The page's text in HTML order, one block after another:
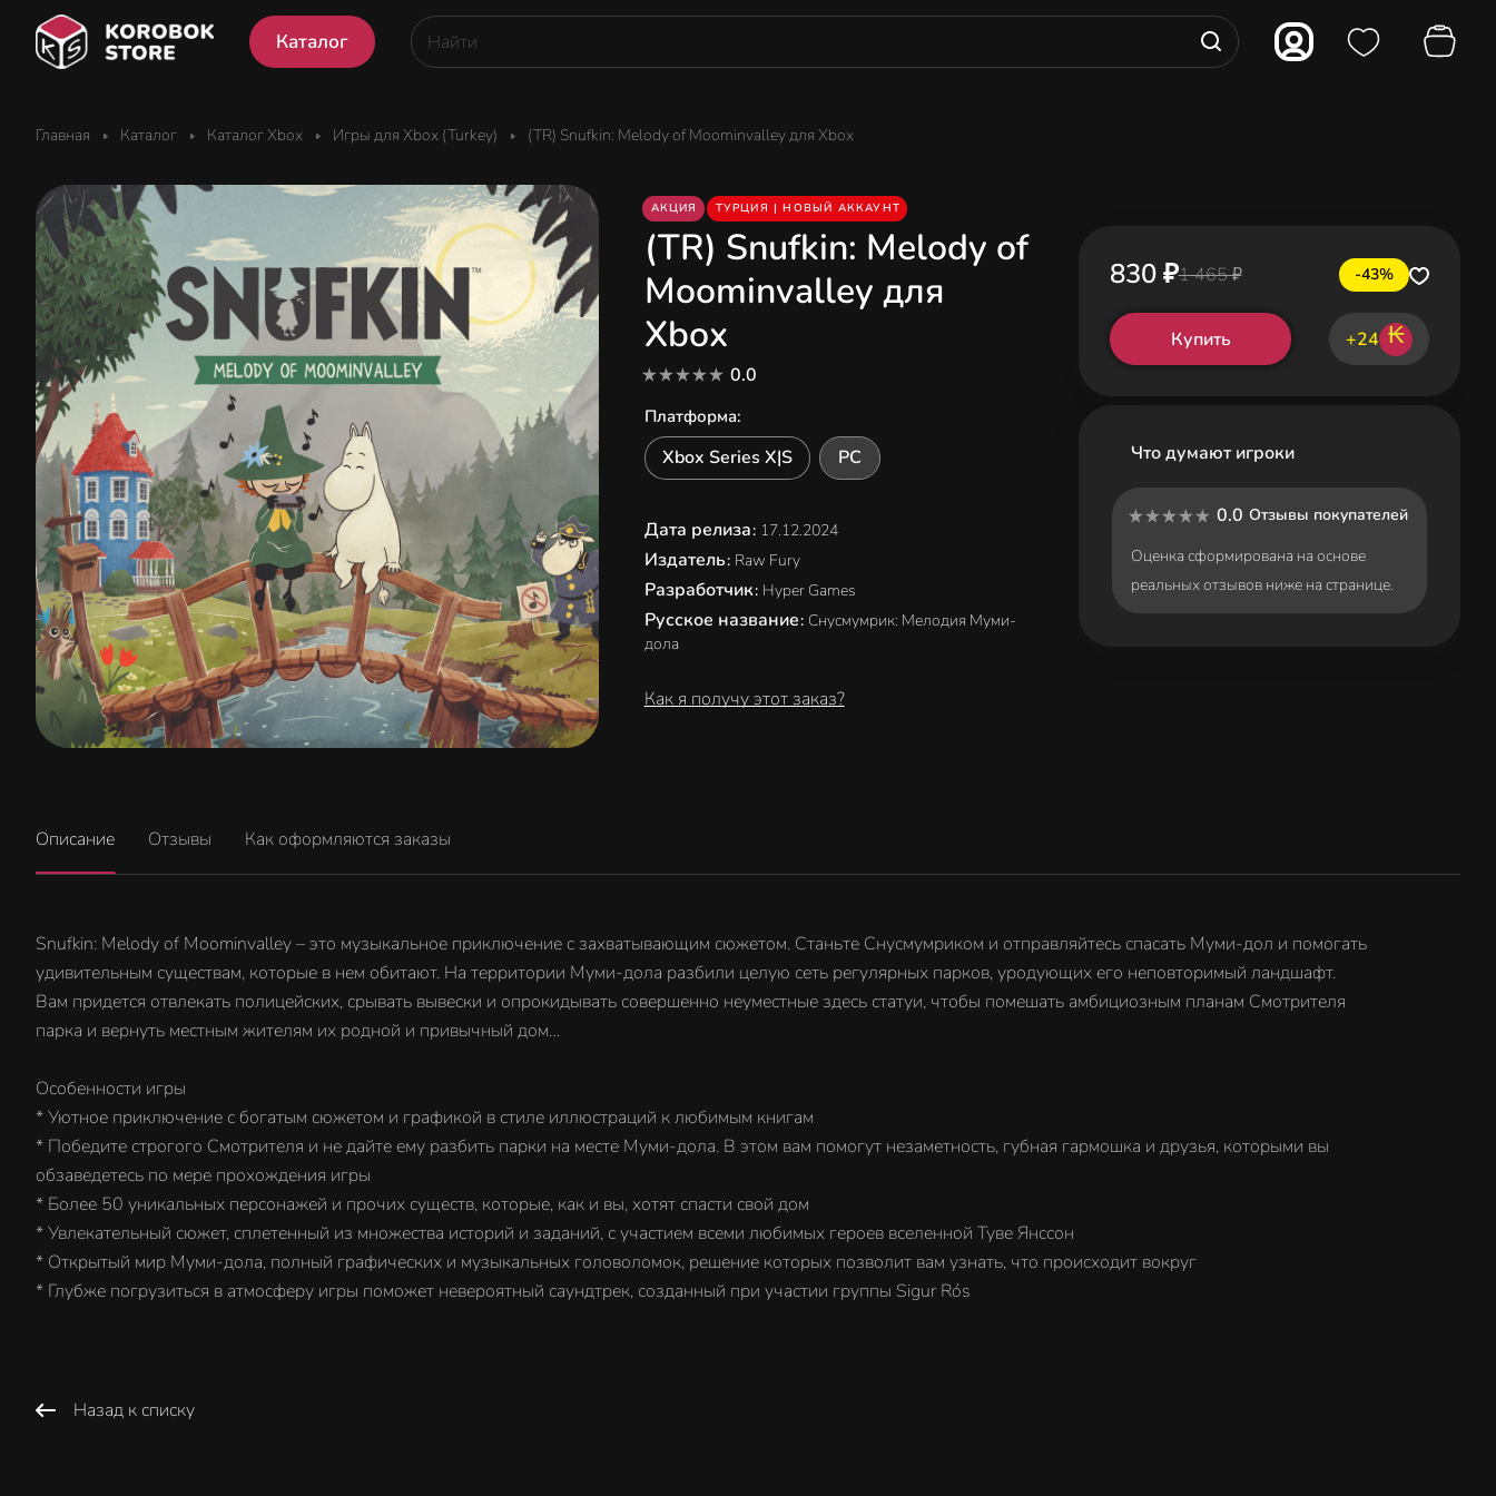
Каталог
Главная Каталог Каталог Xbox Игры для Xbox (Turkey) (TR) Snufkin: Melody of Moominvalley для Xbox
АКЦИЯ ТУРЦИЯ | НОВЫЙ АККАУНТ
(TR) Snufkin: Melody of
Moominvalley для
Xbox
0.0
Платформа:
Xbox Series X|S PC
Дата релиза: 17.12.2024
Издатель: Raw Fury
Разработчик: Hyper Games
Русское название: Снусмумрик: Мелодия Муми-
дола
Как я получу этот заказ?
830 ₽1 465 ₽ -43%
Купить +24 ₭
Что думают игроки
0.0 Отзывы покупателей
Оценка сформирована на основе
реальных отзывов ниже на странице.
Описание Отзывы Как оформляются заказы
Snufkin: Melody of Moominvalley – это музыкальное приключение с захватывающим сюжетом. Станьте Снусмумриком и отправляйтесь спасать Муми-дол и помогать
удивительным существам, которые в нем обитают. На территории Муми-дола разбили целую сеть регулярных парков, уродующих его неповторимый ландшафт.
Вам придется отвлекать полицейских, срывать вывески и опрокидывать совершенно неуместные здесь статуи, чтобы помешать амбициозным планам Смотрителя
парка и вернуть местным жителям их родной и привычный дом…
Особенности игры
* Уютное приключение с богатым сюжетом и графикой в стиле иллюстраций к любимым книгам
* Победите строгого Смотрителя и не дайте ему разбить парки на месте Муми-дола. В этом вам помогут незаметность, губная гармошка и друзья, которыми вы
обзаведетесь по мере прохождения игры
* Более 50 уникальных персонажей и прочих существ, которые, как и вы, хотят спасти свой дом
* Увлекательный сюжет, сплетенный из множества историй и заданий, с участием всеми любимых героев вселенной Туве Янссон
* Открытый мир Муми-дола, полный графических и музыкальных головоломок, решение которых позволит вам узнать, что происходит вокруг
* Глубже погрузиться в атмосферу игры поможет невероятный саундтрек, созданный при участии группы Sigur Rós
Назад к списку